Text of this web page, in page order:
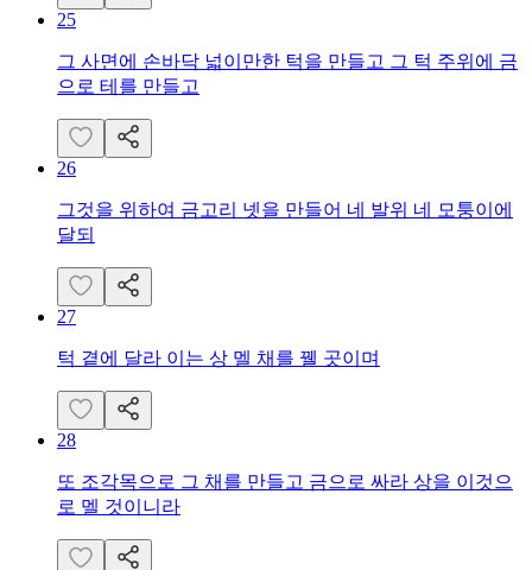
25
그 사면에 손바닥 넓이만한 턱을 만들고 그 턱 주위에 금
으로 테를 만들고
26
그것을 위하여 금고리 넷을 만들어 네 발위 네 모퉁이에
달되
27
턱 곁에 달라 이는 상 멜 채를 꿸 곳이며
28
또 조각목으로 그 채를 만들고 금으로 싸라 상을 이것으
로 멜 것이니라